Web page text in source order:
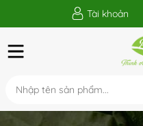
Tài khoản